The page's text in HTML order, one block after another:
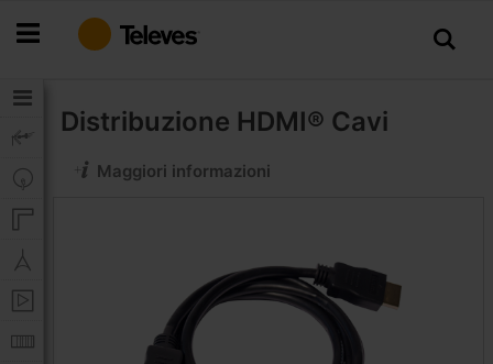
al
Distribuzione HDMI® Cavi
Maggiori informazioni